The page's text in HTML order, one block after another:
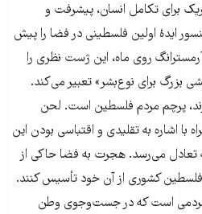
برای تکامل انسان، پیشرفت و
ایدۀ اولین فلسطینی در فضا را پیش
روی ماه، این ژست نظری را
بزرگ برای نوع‌بشر» تعبیر می‌کند.
پرچم مردم فلسطین است. لحن
با اشاره به تقلیدی و اقتباسی بودن این
به تعادل می‌رسد. هجرت به فضا حاکی از
کشوری از آن خود تأسیس کنند.
مردمی است که در جست‌وجوی وطن